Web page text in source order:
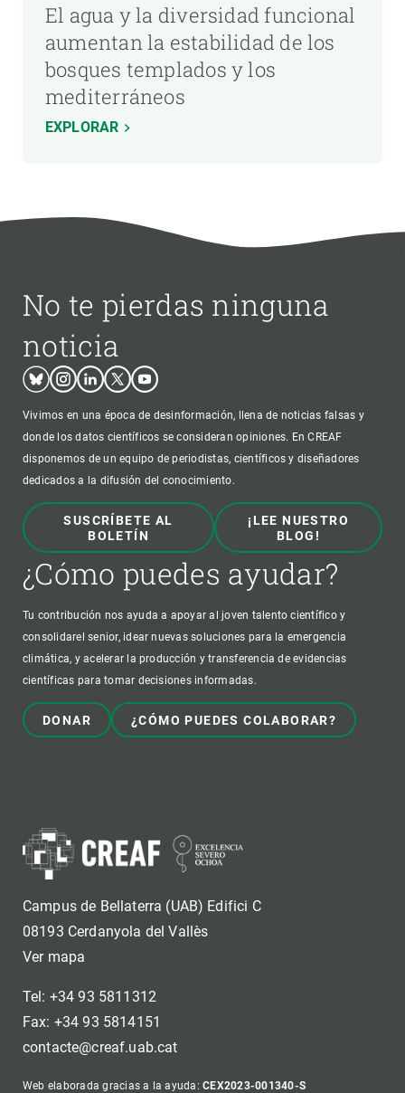
El agua y la diversidad funcional
aumentan la estabilidad de los
bosques templados y los
mediterráneos
EXPLORAR
No te pierdas ninguna
noticia
BlueskyInstagram
LinkedinTwitterYoutube
Vivimos en una época de desinformación, llena de noticias falsas y
donde los datos científicos se consideran opiniones. En CREAF
disponemos de un equipo de periodistas, científicos y diseñadores
dedicados a la difusión del conocimiento.
SUSCRÍBETE AL
BOLETÍN
¡LEE NUESTRO
BLOG!
¿Cómo puedes ayudar?
Tu contribución nos ayuda a apoyar al joven talento científico y
consolidarel senior, idear nuevas soluciones para la emergencia
climática, y acelerar la producción y transferencia de evidencias
científicas para tomar decisiones informadas.
DONAR ¿CÓMO PUEDES COLABORAR?
Campus de Bellaterra (UAB) Edifici C
08193 Cerdanyola del Vallès
Ver mapa
Tel: +34 93 5811312
Fax: +34 93 5814151
contacte@creaf.uab.cat
Web elaborada gracias a la ayuda:CEX2023-001340-S